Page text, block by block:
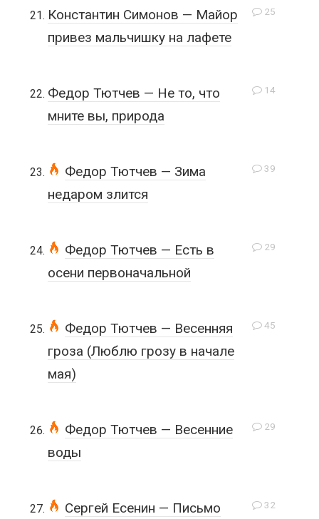
25
Константин Симонов — Майор
привез мальчишку на лафете
14
Федор Тютчев — Не то, что
мните вы, природа
39
Федор Тютчев — Зима
недаром злится
29
Федор Тютчев — Есть в
осени первоначальной
45
Федор Тютчев — Весенняя
гроза (Люблю грозу в начале
мая)
29
Федор Тютчев — Весенние
воды
32
Сергей Есенин — Письмо